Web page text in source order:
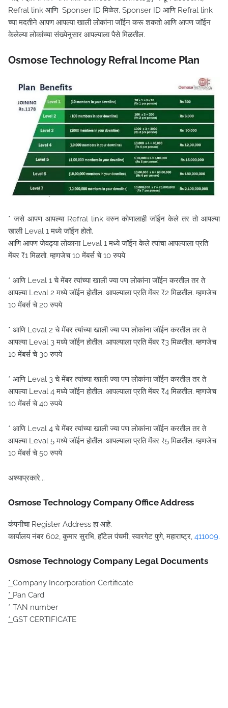
Refral link आणि Sponser ID मिळेल. Sponser ID आणि Refral link
च्या मदतीने आपण आपल्या खाली लोकांना जॉईन करू शकतो आणि आपण जॉईन
केलेल्या लोकांच्या संख्येनुसार आपल्याला पैसे मिळतील.
Osmose Technology Refral Income Plan
* जसे आपण आपल्या Refral link वरुन कोणालाही जॉईन केले तर तो आपल्या
खाली Leval 1 मध्ये जॉईन होतो.
आणि आपण जेवढ्या लोकाना Leval 1 मध्ये जॉईन केले त्यांचा आपल्याला प्रति
मेंबर ₹1 मिळतो. म्हणजेच 10 मेंबर्स चे 10 रुपये
* आणि Leval 1 चे मेंबर त्यांच्या खाली ज्या पण लोकांना जॉईन करतील तर ते
आपल्या Leval 2 मध्ये जॉईन होतील. आपल्याला प्रति मेंबर ₹2 मिळतील. म्हणजेच
10 मेंबर्स चे 20 रुपये
* आणि Leval 2 चे मेंबर त्यांच्या खाली ज्या पण लोकांना जॉईन करतील तर ते
आपल्या Leval 3 मध्ये जॉईन होतील. आपल्याला प्रति मेंबर ₹3 मिळतील. म्हणजेच
10 मेंबर्स चे 30 रुपये
* आणि Leval 3 चे मेंबर त्यांच्या खाली ज्या पण लोकांना जॉईन करतील तर ते
आपल्या Leval 4 मध्ये जॉईन होतील. आपल्याला प्रति मेंबर ₹4 मिळतील. म्हणजेच
10 मेंबर्स चे 40 रुपये
* आणि Leval 4 चे मेंबर त्यांच्या खाली ज्या पण लोकांना जॉईन करतील तर ते
आपल्या Leval 5 मध्ये जॉईन होतील. आपल्याला प्रति मेंबर ₹5 मिळतील. म्हणजेच
10 मेंबर्स चे 50 रुपये
अश्याप्रकारे...
Osmose Technology Company Office Address
कंपनीचा Register Address हा आहे.
कार्यालय नंबर 602, कुमार सुरभि, हॉटेल पंचमी, स्वारगेट पुणे, महाराष्ट्र, 411009.
Osmose Technology Company Legal Documents
* Company Incorporation Certificate
* Pan Card
* TAN number
* GST CERTIFICATE